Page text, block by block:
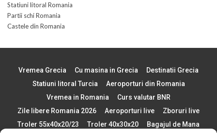
Statiuni litoral Romania
Partii schi Romania
Castele din Romania
Vremea Grecia Cu masina in Grecia
Destinatii Grecia
Statiuni litoral Turcia
Aeroporturi din Romania
Vremea in Romania
Curs valutar BNR
Zile libere Romania 2026
Aeroporturi live
Zboruri live
Troler 55x40x20/23
Troler 40x30x20
Bagajul de Mana